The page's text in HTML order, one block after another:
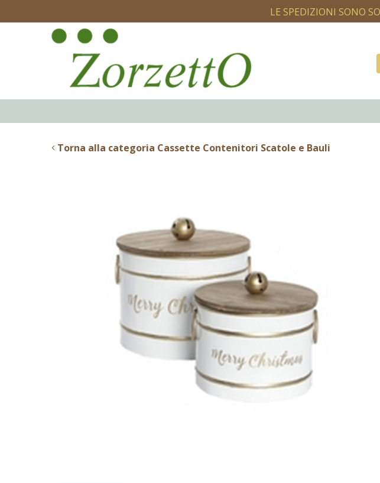
LE SPEDIZIONI SONO
Torna alla categoria Cassette Contenitori Scatole e Bauli